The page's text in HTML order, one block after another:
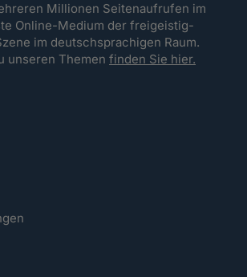
Millionen Seitenaufrufen im
Online-Medium der freigeistig-
im deutschsprachigen Raum.
unseren Themenfinden Sie hier.